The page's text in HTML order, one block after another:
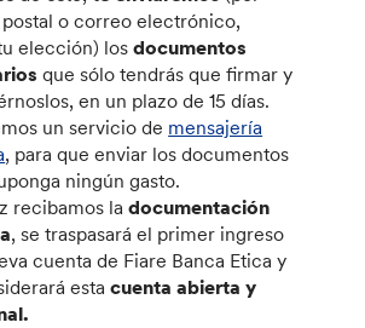
o correo electrónico,
elección) losdocumentos
que sólo tendrás que firmar y
en un plazo de 15 días.
un servicio de mensajería
, para que enviar los documentos
ningún gasto.
recibamos ladocumentación
, se traspasará el primer ingreso
cuenta de Fiare Banca Etica y
estacuenta abierta y